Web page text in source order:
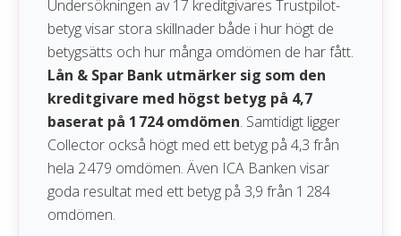
Undersökningen av 17 kreditgivares Trustpilot-
betyg visar stora skillnader både i hur högt de
betygsätts och hur många omdömen de har fått.
Lån & Spar Bank utmärker sig som den
kreditgivare med högst betyg på 4,7
baserat på 1 724 omdömen. Samtidigt ligger
Collector också högt med ett betyg på 4,3 från
hela 2 479 omdömen. Även ICA Banken visar
goda resultat med ett betyg på 3,9 från 1 284
omdömen.